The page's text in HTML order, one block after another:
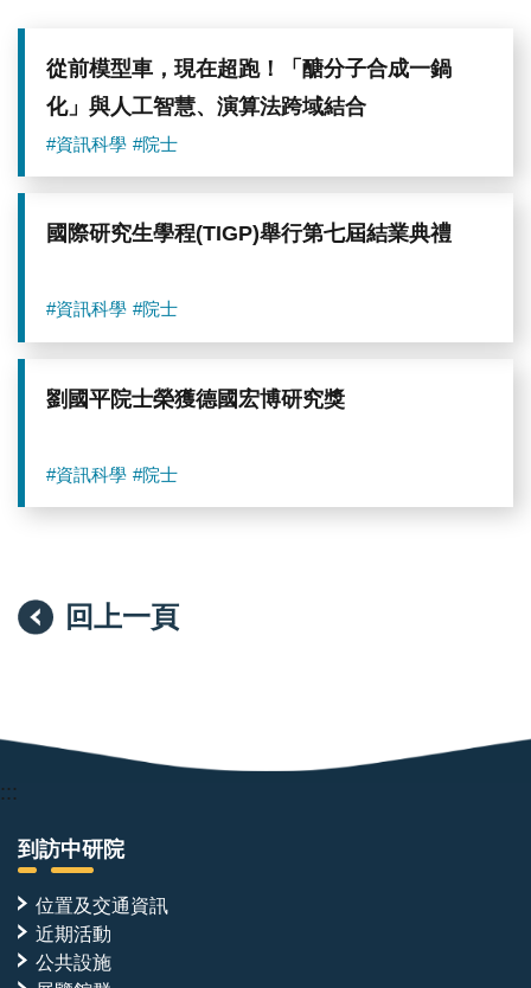
從前模型車，現在超跑！「醣分子合成一鍋
化」與人工智慧、演算法跨域結合
#資訊科學 #院士
國際研究生學程(TIGP)舉行第七屆結業典禮
#資訊科學 #院士
劉國平院士榮獲德國宏博研究獎
#資訊科學 #院士
回上一頁
:::
到訪中研院
位置及交通資訊
近期活動
公共設施